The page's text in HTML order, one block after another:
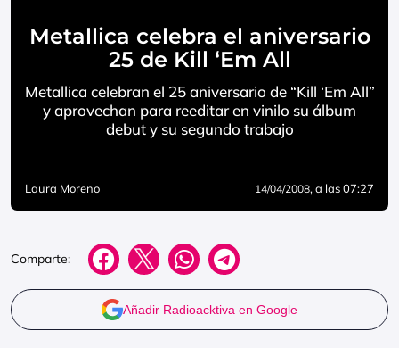
Metallica celebra el aniversario
25 de Kill ‘Em All
Metallica celebran el 25 aniversario de “Kill ‘Em All”
y aprovechan para reeditar en vinilo su álbum
debut y su segundo trabajo
Laura Moreno 14/04/2008, a las 07:27
Comparte:
Añadir Radioacktiva en Google